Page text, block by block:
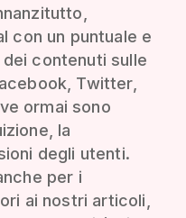
con un puntuale e
contenuti sulle
Twitter,
ormai sono
la
degli utenti.
per i
ai nostri articoli,